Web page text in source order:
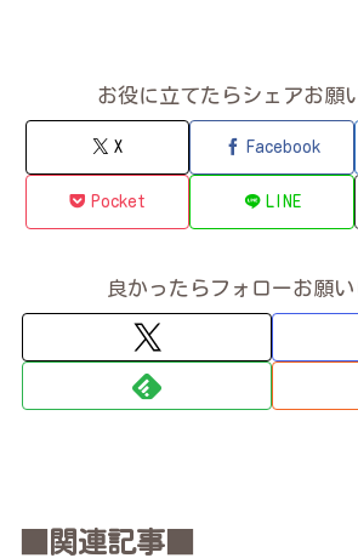
お役に立てたらシェアお願
X Facebook
Pocket LINE
良かったらフォローお願
■関連記事■